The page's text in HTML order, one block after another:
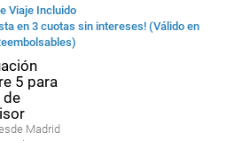
Viaje Incluido
en 3 cuotas sin intereses! (Válido en
Madrid